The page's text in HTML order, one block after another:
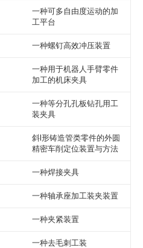
一种可多自由度运动的加
工平台
一种螺钉高效冲压装置
一种用于机器人手臂零件
加工的机床夹具
一种等分孔孔板钻孔用工
装夹具
斜l形铸造管类零件的外圆
精密车削定位装置与方法
一种焊接夹具
一种轴承座加工装夹装置
一种夹紧装置
一种去毛刺工装